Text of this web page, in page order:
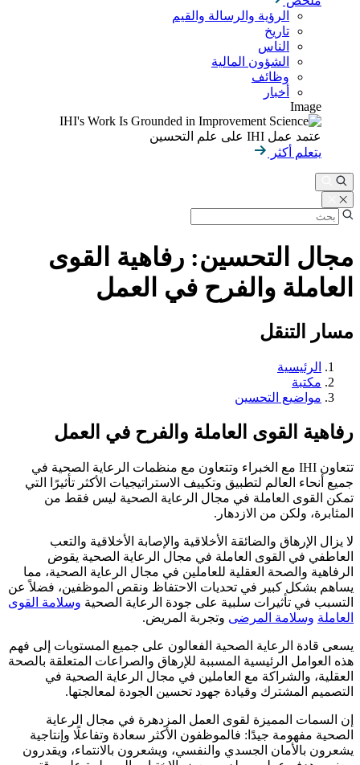
الرؤية والرسالة والقيم
تاريخ
الناس
الشؤون المالية
وظائف
أخبار
Image
عتمد عمل IHI على علم التحسين
يتعلم أكثر
مجال التحسين: رفاهية القوى
العاملة والفرح في العمل
مسار التنقل
الرئيسية
مكتبة
مواضيع التحسين
رفاهية القوى العاملة والفرح في العمل
تتعاون IHI مع الخبراء وتتعاون مع منظمات الرعاية الصحية في
جميع أنحاء العالم لتطبيق وتكييف الاستراتيجيات الأكثر تأثيرًا التي
تمكن القوى العاملة في مجال الرعاية الصحية ليس فقط من
المثابرة، ولكن من الازدهار.
لا يزال الإرهاق والضائقة الأخلاقية والإصابة الأخلاقية والتعب
العاطفي في القوى العاملة في مجال الرعاية الصحية يقوض
الرفاهية والصحة العقلية للعاملين في مجال الرعاية الصحية، مما
يساهم بشكل كبير في تحديات الاحتفاظ ونقص الموظفين، فضلاً عن
التسبب في تأثيرات سلبية على جودة الرعاية الصحية وسلامة القوى
العاملة وسلامة المرضى وتجربة المريض.
يسعى قادة الرعاية الصحية الفعالون على جميع المستويات إلى فهم
هذه العوامل الرئيسية المسببة للإرهاق والصراعات المتعلقة بالصحة
العقلية، والشراكة مع العاملين في مجال الرعاية الصحية في
التصميم المشترك وقيادة جهود تحسين الجودة لمعالجتها.
إن السمات المميزة لقوى العمل المزدهرة في مجال الرعاية
الصحية مفهومة جيدًا: فالموظفون الأكثر سعادة وتفاعلًا وإنتاجية
يشعرون بالأمان الجسدي والنفسي، ويشعرون بالانتماء، ويقدرون